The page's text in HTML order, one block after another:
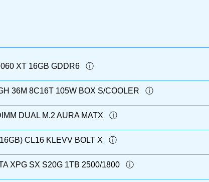
XT 16GB GDDR6
36M 8C16T 105W BOX S/COOLER
DUAL M.2 AURA MATX
CL16 KLEVV BOLT X
XPG SX S20G 1TB 2500/1800